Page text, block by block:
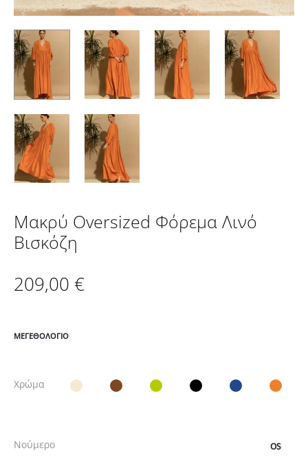
Μακρύ Oversized Φόρεμα Λινό
Βισκόζη
209,00 €
ΜΕΓΕΘΟΛΌΓΙΟ
Χρώμα
Νούμερο OS